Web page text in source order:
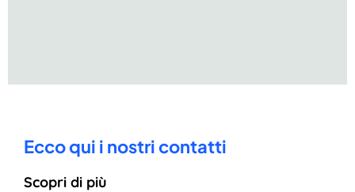
Ecco qui i nostri contatti
Scopri di più